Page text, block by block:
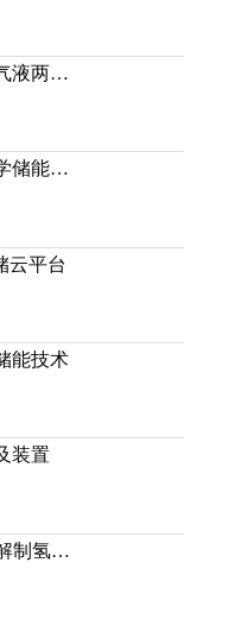
平台在气体扩散电极气液两相传递调控研究方面取得新进展
储能平台在水系电化学储能方向取得系列新进展
云平台
能技术
装置
高效长寿命PEM水电解制氢系统集成技术